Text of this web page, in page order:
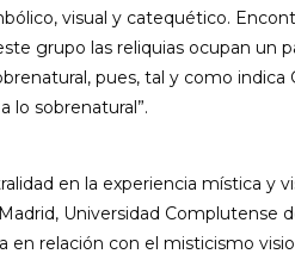
visual y catequético.
grupo las reliquias ocupan
pues, tal y como
lo sobrenatural”.
en la experiencia mística
Universidad Complutense
en relación con el misticismo